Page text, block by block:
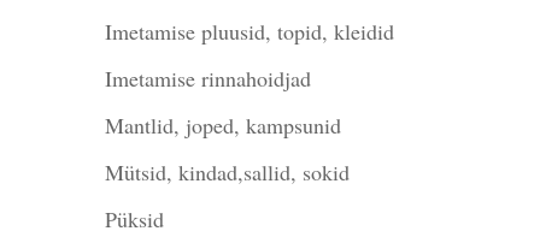
Imetamise pluusid, topid, kleidid
Imetamise rinnahoidjad
Mantlid, joped, kampsunid
Mütsid, kindad,sallid, sokid
Püksid